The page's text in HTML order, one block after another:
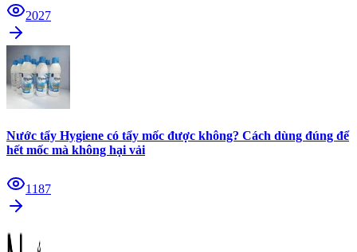
2027
Nước tẩy Hygiene có tẩy mốc được không? Cách dùng đúng để
hết mốc mà không hại vải
1187